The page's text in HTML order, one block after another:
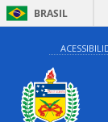
BRASIL